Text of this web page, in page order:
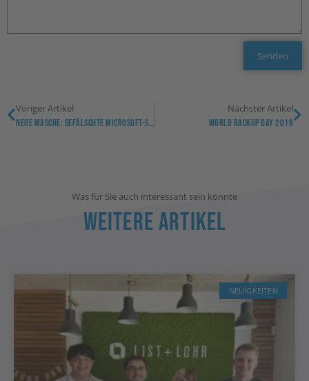
Senden
Voriger Artikel
Neue Masche: Gefälschte Microsoft-Support-Anrufe
Nächster Artikel
World Backup Day 2018
Was für Sie auch interessant sein könnte
Weitere Artikel
NEUIGKEITEN